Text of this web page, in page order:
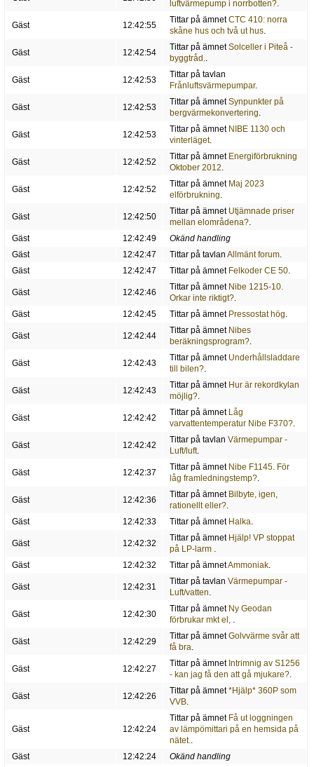
luftvärmepump i norrbotten?.
Gäst 12:42:55
Tittar på ämnetCTC 410: norra
skåne hus och två ut hus.
Gäst 12:42:54
Tittar på ämnetSolceller i Piteå -
byggtråd..
Gäst 12:42:53
Tittar på tavlan
Frånluftsvärmepumpar.
Gäst 12:42:53
Tittar på ämnetSynpunkter på
bergvärmekonvertering.
Gäst 12:42:53
Tittar på ämnet NIBE 1130 och
vinterläget.
Gäst 12:42:52
Tittar på ämnet Energiförbrukning
Oktober 2012.
Gäst 12:42:52
Tittar på ämnet Maj 2023
elförbrukning.
Gäst 12:42:50
Tittar på ämnet Utjämnade priser
mellan elområdena?.
Gäst
12:42:49
Okänd handling
Gäst
12:42:47 Tittar på tavlan Allmänt forum.
Gäst
12:42:47 Tittar på ämnet Felkoder CE 50.
Gäst 12:42:46
Tittar på ämnet Nibe 1215-10.
Orkar inte riktigt?.
Gäst
12:42:45 Tittar på ämnet Pressostat hög.
Gäst 12:42:44
Tittar på ämnet Nibes
beräkningsprogram?.
Gäst 12:42:43
Tittar på ämnet Underhållsladdare
till bilen?.
Gäst 12:42:43
Tittar på ämnet Hur är rekordkylan
möjlig?.
Gäst 12:42:42
Tittar på ämnet Låg
varvattentemperatur Nibe F370?.
Gäst 12:42:42
Tittar på tavlan Värmepumpar -
Luft/luft.
Gäst 12:42:37
Tittar på ämnet Nibe F1145. För
låg framledningstemp?.
Gäst 12:42:36
Tittar på ämnet Bilbyte, igen,
rationellt eller?.
Gäst
12:42:33 Tittar på ämnet Halka.
Gäst 12:42:32
Tittar på ämnet Hjälp! VP stoppat
på LP-larm .
Gäst
12:42:32 Tittar på ämnetAmmoniak.
Gäst 12:42:31
Tittar på tavlan Värmepumpar -
Luft/vatten.
Gäst 12:42:30
Tittar på ämnet Ny Geodan
förbrukar mkt el, .
Gäst 12:42:29
Tittar på ämnetGolvvärme svår att
få bra.
Gäst 12:42:27
Tittar på ämnet Intrimnig av S1256
- kan jag få den att gå mjukare?.
Gäst 12:42:26
Tittar på ämnet*Hjälp* 360P som
VVB.
Gäst 12:42:24
Tittar på ämnet Få ut loggningen
av lämpömittari på en hemsida på
nätet..
Gäst
12:42:24
Okänd handling